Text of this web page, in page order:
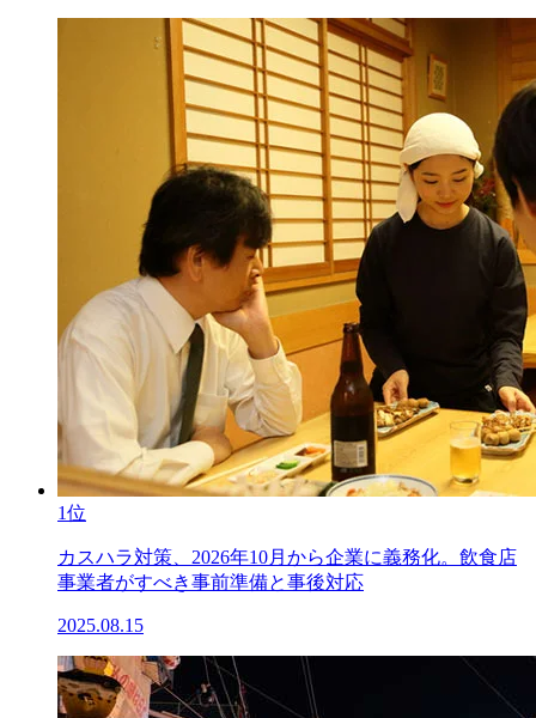
1位
カスハラ対策、2026年10月から企業に義務化。飲食店
事業者がすべき事前準備と事後対応
2025.08.15